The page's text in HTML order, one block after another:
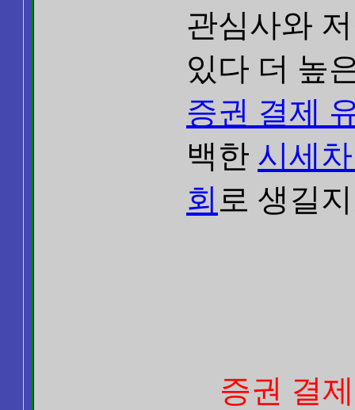
관심사와
있다 더 높
증권 결제
백한 시세
회 로 생길
증권 결